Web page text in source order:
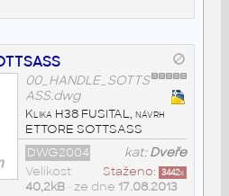
00_HANDLE_SOTTS
ASS.dwg
Klika H38 FUSITAL, návrh
ETTORE SOTTSASS
kat:Dveře
DWG2004
Staženo: 3442x
Velikost
40,2kB• ze dne 17.08.2013